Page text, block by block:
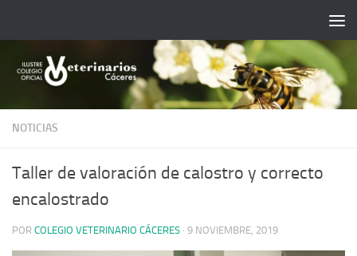
NOTICIAS
Taller de valoración de calostro y correcto
encalostrado
POR COLEGIO VETERINARIO CÁCERES · 9 NOVIEMBRE, 2019